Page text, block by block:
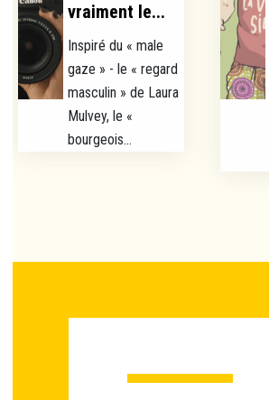
vraiment le...
Inspiré du « male
gaze » - le « regard
masculin » de Laura
Mulvey, le «
bourgeois...